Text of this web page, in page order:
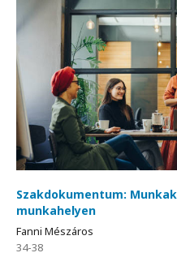
Szakdokumentum:
munkahelyen
Fanni Mészáros
34-38